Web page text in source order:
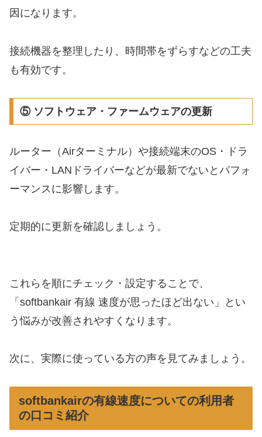
因になります。
接続機器を整理したり、時間帯をずらすなどの工夫
も有効です。
⑤ ソフトウェア・ファームウェアの更新
ルーター（Airターミナル）や接続端末のOS・ドラ
イバー・LANドライバーなどが最新でないとパフォ
ーマンスに影響します。
定期的に更新を確認しましょう。
これらを順にチェック・設定することで、
「softbankair 有線 速度が思ったほど出ない」とい
う悩みが改善されやすくなります。
次に、実際に使っている方の声を見てみましょう。
softbankairの有線速度についての利用者
の口コミ紹介